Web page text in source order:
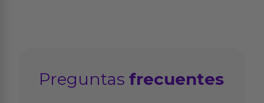
Preguntasfrecuentes